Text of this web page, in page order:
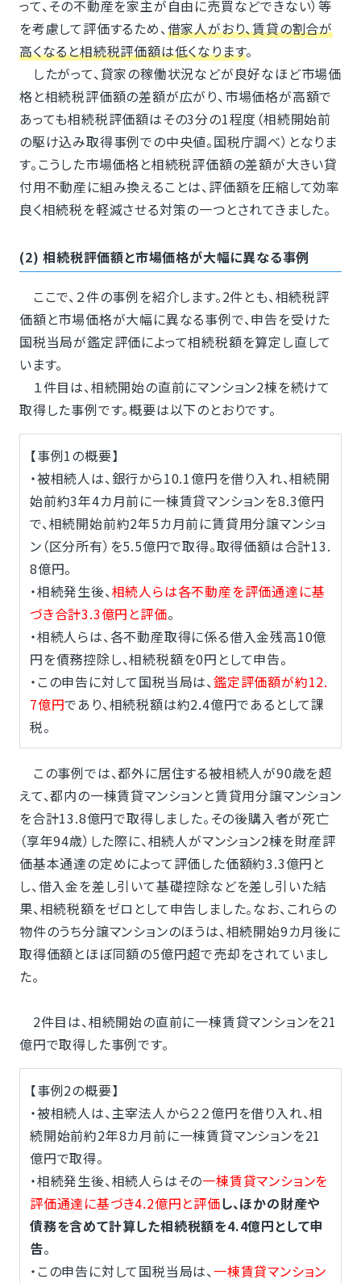
って、その不動産を家主が自由に売買などできない）等
を考慮して評価するため、借家人がおり、賃貸の割合が
高くなると相続税評価額は低くなります。
したがって、貸家の稼働状況などが良好なほど市場価
格と相続税評価額の差額が広がり、市場価格が高額で
あっても相続税評価額はその3分の1程度（相続開始前
の駆け込み取得事例での中央値。国税庁調べ）となりま
す。こうした市場価格と相続税評価額の差額が大きい貸
付用不動産に組み換えることは、評価額を圧縮して効率
良く相続税を軽減させる対策の一つとされてきました。
(2) 相続税評価額と市場価格が大幅に異なる事例
ここで、２件の事例を紹介します。2件とも、相続税評
価額と市場価格が大幅に異なる事例で、申告を受けた
国税当局が鑑定評価によって相続税額を算定し直して
います。
１件目は、相続開始の直前にマンション2棟を続けて
取得した事例です。概要は以下のとおりです。
【事例1の概要】
・被相続人は、銀行から10.1億円を借り入れ、相続開
始前約3年4カ月前に一棟賃貸マンションを8.3億円
で、相続開始前約2年5カ月前に賃貸用分譲マンショ
ン（区分所有）を5.5億円で取得。取得価額は合計13.
8億円。
・相続発生後、相続人らは各不動産を評価通達に基
づき合計3.3億円と評価。
・相続人らは、各不動産取得に係る借入金残高10億
円を債務控除し、相続税額を0円として申告。
・この申告に対して国税当局は、鑑定評価額が約12.
7億円であり、相続税額は約2.4億円であるとして課
税。
この事例では、都外に居住する被相続人が90歳を超
えて、都内の一棟賃貸マンションと賃貸用分譲マンション
を合計13.8億円で取得しました。その後購入者が死亡
（享年94歳）した際に、相続人がマンション2棟を財産評
価基本通達の定めによって評価した価額約3.3億円と
し、借入金を差し引いて基礎控除などを差し引いた結
果、相続税額をゼロとして申告しました。なお、これらの
物件のうち分譲マンションのほうは、相続開始9カ月後に
取得価額とほぼ同額の5億円超で売却をされていまし
た。
2件目は、相続開始の直前に一棟賃貸マンションを21
億円で取得した事例です。
【事例2の概要】
・被相続人は、主宰法人から２２億円を借り入れ、相
続開始前約2年8カ月前に一棟賃貸マンションを21
億円で取得。
・相続発生後、相続人らはその一棟賃貸マンションを
評価通達に基づき4.2億円と評価し、ほかの財産や
債務を含めて計算した相続税額を4.4億円として申
告。
・この申告に対して国税当局は、一棟賃貸マンション